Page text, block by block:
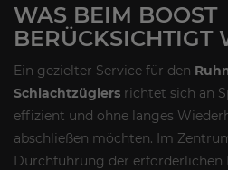
WAS BEIM BOOST
BERÜCKSICHTIGT
Ein gezielter Service für den
Schlachtzüglers richtet sich an
effizient und ohne langes
abschließen möchten. Im
Durchführung der erforderlichen